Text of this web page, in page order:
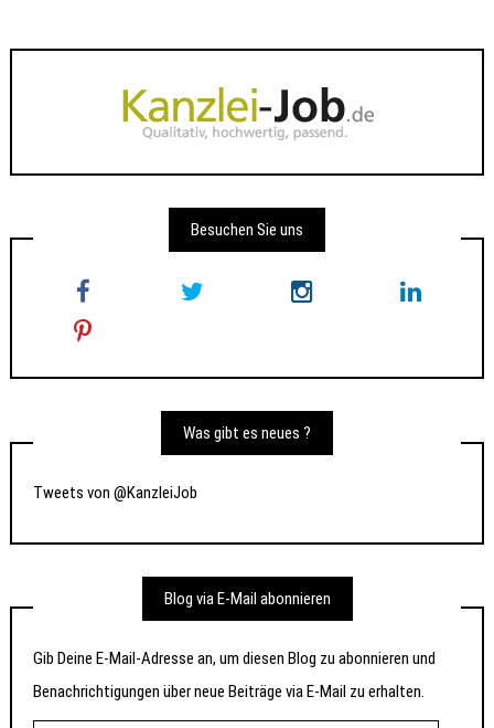
Besuchen Sie uns
Was gibt es neues ?
Tweets von @KanzleiJob
Blog via E-Mail abonnieren
Gib Deine E-Mail-Adresse an, um diesen Blog zu abonnieren und
Benachrichtigungen über neue Beiträge via E-Mail zu erhalten.